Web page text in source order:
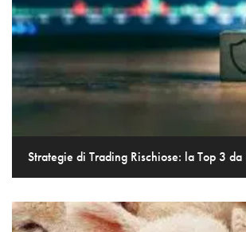
Strategie di Trading Rischiose: la Top 3 da